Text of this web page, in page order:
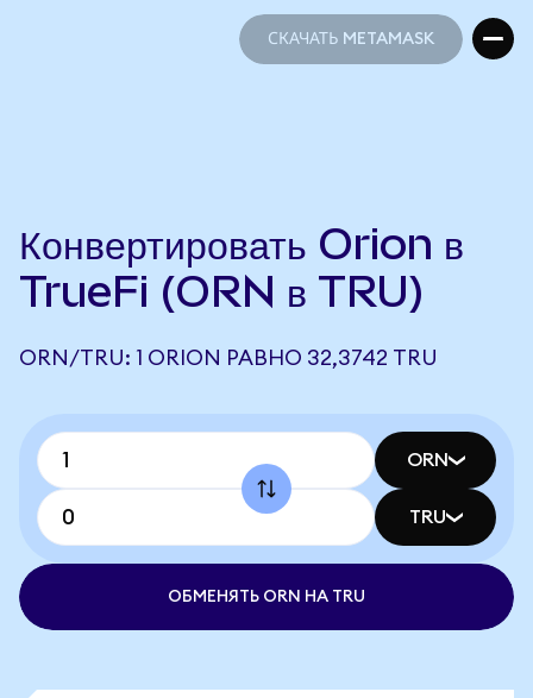
СКАЧАТЬ METAMASK
Конвертировать Orion в
TrueFi (ORN в TRU)
ORN/TRU: 1 ORION РАВНО 32,3742 TRU
ORN
TRU
ОБМЕНЯТЬ ORN НА TRU